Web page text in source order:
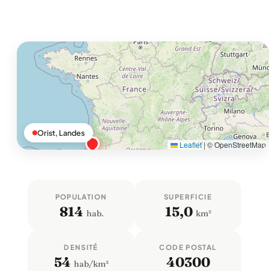
Leaflet |© OpenStreetMap
Orist, Landes
POPULATION
814 hab.
SUPERFICIE
15,0 km²
DENSITÉ
54 hab/km²
CODE POSTAL
40300